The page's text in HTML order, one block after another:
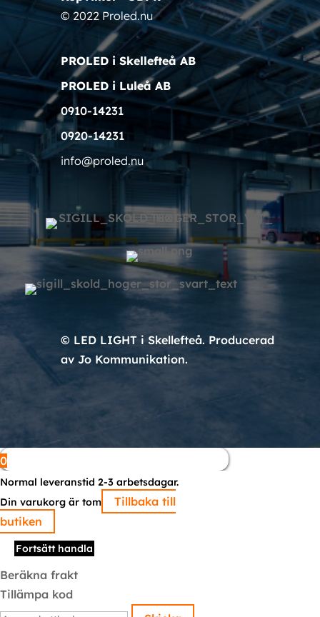
© 2022 Proled.nu
PROLED i Skellefteå AB
PROLED i Luleå AB
0910-14231
0920-14231
info@proled.nu
© LED LIGHT i Skellefteå. Producerad
av Jo Kommunikation.
0
Normal leveranstid 2-3 arbetsdagar.
Din varukorg är tom
Tillbaka till
butiken
Fortsätt handla
Beräkna frakt
Tillämpa kod